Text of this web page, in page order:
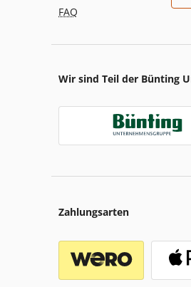
FAQ
Wir sind Teil der Bünting
Zahlungsarten